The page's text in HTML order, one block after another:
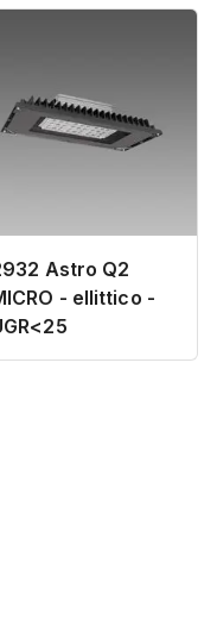
Astro Q2
- ellittico -